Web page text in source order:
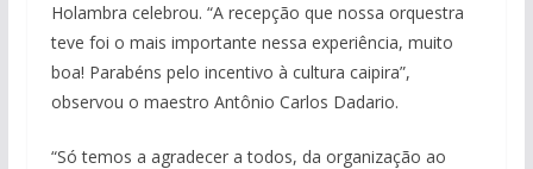
Holambra celebrou. “A recepção que nossa orquestra
teve foi o mais importante nessa experiência, muito
boa! Parabéns pelo incentivo à cultura caipira”,
observou o maestro Antônio Carlos Dadario.
“Só temos a agradecer a todos, da organização ao